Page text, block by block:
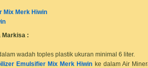
Mix Merk Hiwin
Markisa :
wadah toples plastik ukuran minimal 6 liter.
Emulsifier Mix Merk Hiwin ke dalam Air